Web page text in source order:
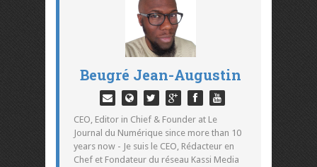
Beugré Jean-Augustin
CEO, Editor in Chief & Founder at Le
Journal du Numérique since more than 10
years now - Je suis le CEO, Rédacteur en
Chef et Fondateur du réseau Kassi Media